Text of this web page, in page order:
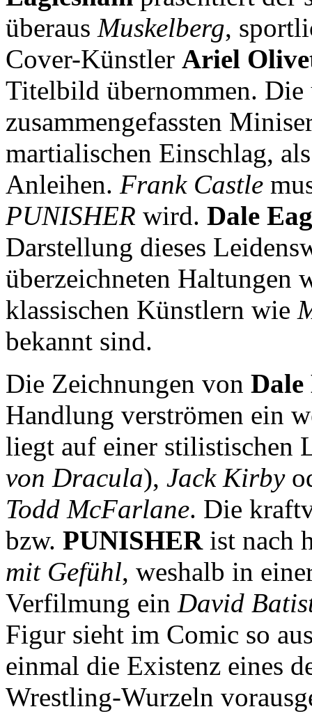
überaus Muskelberg,
Cover-Künstler Ariel
Titelbild übernommen.
zusammengefassten
martialischen Einschlag,
Anleihen. Frank Castle
PUNISHER wird. Dale
Darstellung dieses
überzeichneten Haltungen
klassischen Künstlern wie
bekannt sind.
Die Zeichnungen von Dale
Handlung verströmen ein
liegt auf einer stilistischen
von Dracula), Jack Kirby
Todd McFarlane. Die
bzw. PUNISHERist nach
mit Gefühl, weshalb in
Verfilmung ein David
Figur sieht im Comic so
einmal die Existenz eines
Wrestling-Wurzeln